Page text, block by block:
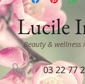
Lucile
Beauty & wellness
03 22 77